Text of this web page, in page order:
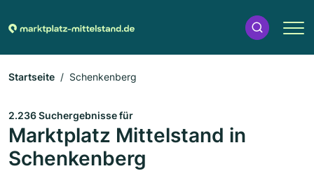
Startseite Schenkenberg
2.236 Suchergebnisse für
Marktplatz Mittelstand in
Schenkenberg